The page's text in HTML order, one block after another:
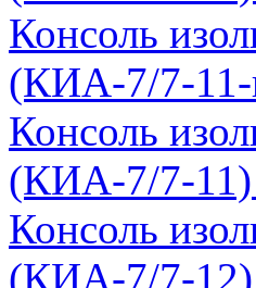
Консоль
(КИА-7/7-
Консоль
(КИА-7/7-
Консоль
(КИА-7/7-